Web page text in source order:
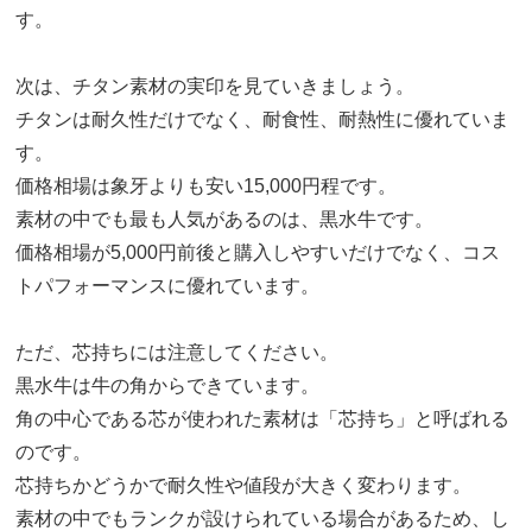
す。
次は、チタン素材の実印を見ていきましょう。
チタンは耐久性だけでなく、耐食性、耐熱性に優れていま
す。
価格相場は象牙よりも安い15,000円程です。
素材の中でも最も人気があるのは、黒水牛です。
価格相場が5,000円前後と購入しやすいだけでなく、コス
トパフォーマンスに優れています。
ただ、芯持ちには注意してください。
黒水牛は牛の角からできています。
角の中心である芯が使われた素材は「芯持ち」と呼ばれる
のです。
芯持ちかどうかで耐久性や値段が大きく変わります。
素材の中でもランクが設けられている場合があるため、し